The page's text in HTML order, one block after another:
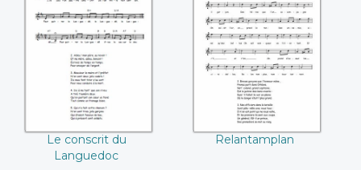
Le conscrit du
Languedoc
Le conscrit du
Languedoc
Relantamplan
Relantamplan